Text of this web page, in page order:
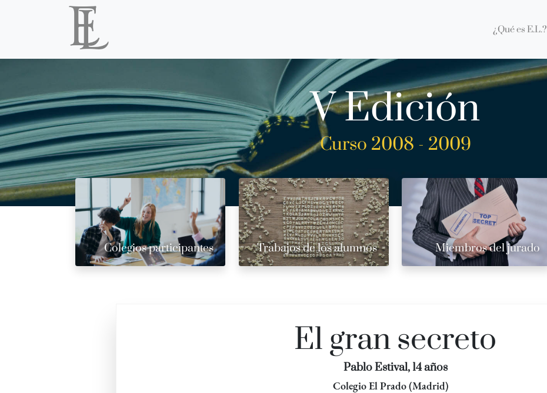
¿Qué es E.L.?
V Edición
Curso 2008 - 2009
Colegios participantes Trabajos de los alumnos Miembros del jurado
El gran secreto
Pablo Estival, 14 años
Colegio El Prado (Madrid)